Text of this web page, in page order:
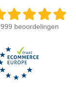
999 beoordelingen